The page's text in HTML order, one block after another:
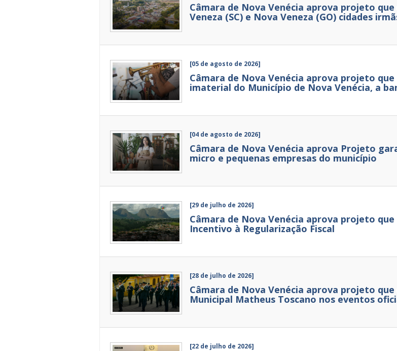
Câmara de Nova Venécia aprova projeto
Veneza (SC) e Nova Veneza (GO) cidades
[05 de agosto de 2026]
Câmara de Nova Venécia aprova projeto
imaterial do Município de Nova Venécia, a
[04 de agosto de 2026]
Câmara de Nova Venécia aprova Projeto
micro e pequenas empresas do município
[29 de julho de 2026]
Câmara de Nova Venécia aprova projeto
Incentivo à Regularização Fiscal
[28 de julho de 2026]
Câmara de Nova Venécia aprova projeto
Municipal Matheus Toscano nos eventos
[22 de julho de 2026]